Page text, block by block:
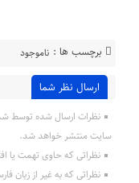
برچسب ها : ناموجود
ارسال نظر شما
نظرات ارسال شده توسط
سایت منتشر خواهد شد.
نظراتی که حاوی تهمت یا
نظراتی که به غیر از زبان